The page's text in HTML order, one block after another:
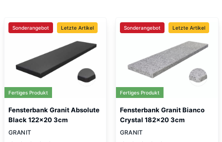
Sonderangebot Letzte Artikel
Fertiges Produkt
Fensterbank Granit Absolute
Black 122×20 3cm
GRANIT
Sonderangebot Letzte Artikel
Fertiges Produkt
Fensterbank Granit Bianco
Crystal 182×20 3cm
GRANIT